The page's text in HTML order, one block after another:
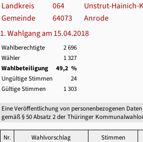
Landkreis 064
Unstrut-Hainich-
Gemeinde
64073
Anrode
1. Wahlgang am 15.04.2018
Wahlberechtigte
2 696
Wähler
1 327
Wahlbeteiligung
49,2 %
Ungültige Stimmen
24
Gültige Stimmen
1 303
Eine Veröffentlichung von personenbezogenen
gemäß § 50 Absatz 2 der Thüringer
Nr. Wahlvorschlag Stimmen